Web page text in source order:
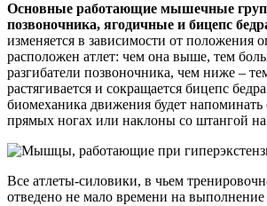
Основные работающие мышечные
позвоночника, ягодичные и бицепс
изменяется в зависимости от положения
расположен атлет: чем она выше, тем
разгибатели позвоночника, чем ниже –
растягивается и сокращается бицепс
биомеханика движения будет напоминать
прямых ногах или наклоны со штангой на
Все атлеты-силовики, в чьем
отведено не мало времени на